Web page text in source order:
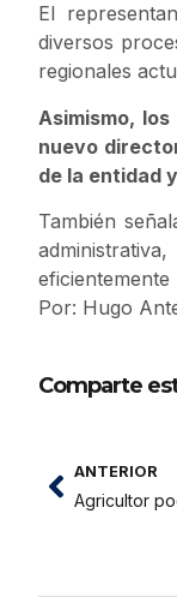
El
diversos
regionales
Asimismo,
nuevo
de la entidad
También
Por: Hugo
Comparte
ANTERIOR